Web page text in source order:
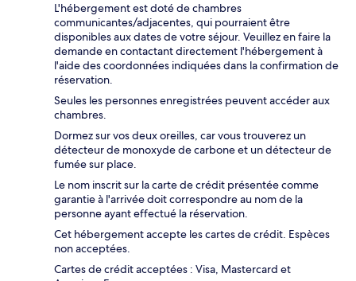
L'hébergement est doté de chambres
communicantes/adjacentes, qui pourraient être
disponibles aux dates de votre séjour. Veuillez en faire la
demande en contactant directement l'hébergement à
l'aide des coordonnées indiquées dans la confirmation de
réservation.
Seules les personnes enregistrées peuvent accéder aux
chambres.
Dormez sur vos deux oreilles, car vous trouverez un
détecteur de monoxyde de carbone et un détecteur de
fumée sur place.
Le nom inscrit sur la carte de crédit présentée comme
garantie à l'arrivée doit correspondre au nom de la
personne ayant effectué la réservation.
Cet hébergement accepte les cartes de crédit. Espèces
non acceptées.
Cartes de crédit acceptées : Visa, Mastercard et